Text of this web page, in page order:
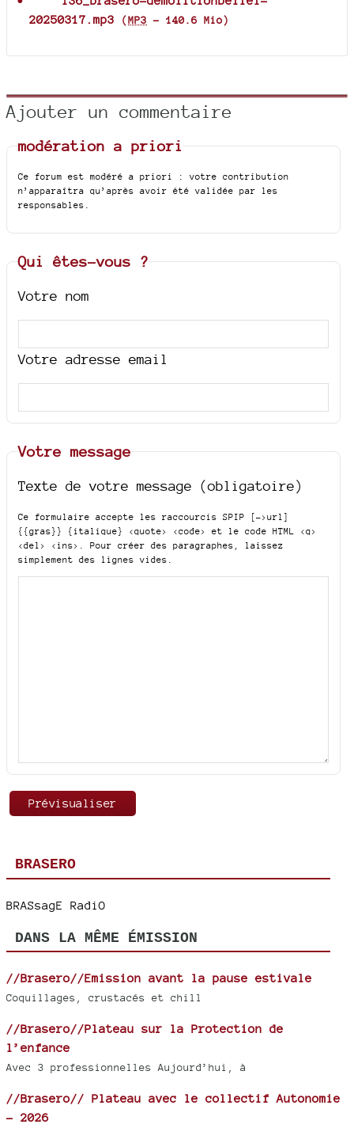
20250317.mp3
(MP3 - 140.6 Mio)
Ajouter un commentaire
modération a priori
Ce forum est modéré a priori : votre contribution
n’apparaîtra qu’après avoir été validée par les
responsables.
Qui êtes-vous ?
Votre nom
Votre adresse email
Votre message
Texte de votre message (obligatoire)
Ce formulaire accepte les raccourcis SPIP
[->url]
{{gras}} {italique} <quote> <code>
et le code HTML <q>
<del> <ins>
. Pour créer des paragraphes, laissez
simplement des lignes vides.
BRASERO
BRASsagE RadiO
DANS LA MÊME ÉMISSION
//Brasero//Emission avant la pause estivale
Coquillages, crustacés et chill
//Brasero//Plateau sur la Protection de
l’enfance
Avec 3 professionnelles Aujourd’hui, à
//Brasero// Plateau avec le collectif Autonomie
- 2026